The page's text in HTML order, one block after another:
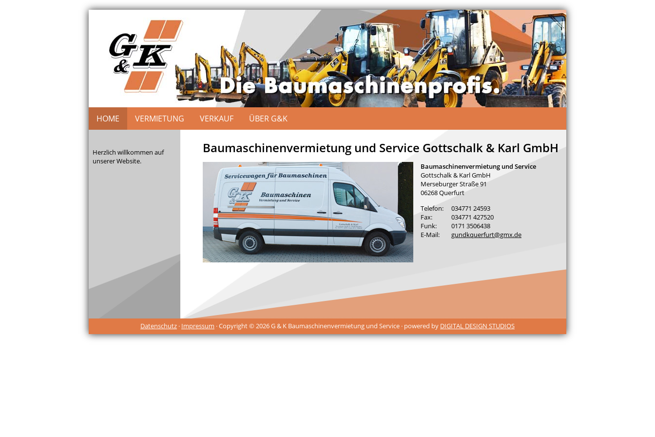
HOME VERMIETUNG VERKAUF ÜBER G&K
Herzlich willkommen auf
unserer Website.
Baumaschinenvermietung und Service Gottschalk & Karl GmbH
Baumaschinenvermietung und Service
Gottschalk & Karl GmbH
Merseburger Straße 91
06268 Querfurt
Telefon:
034771 24593
Fax:
034771 427520
Funk:
0171 3506438
E-Mail:
gundkquerfurt@gmx.de
Datenschutz · Impressum · Copyright © 2026 G & K Baumaschinenvermietung und Service · powered by DIGITAL DESIGN STUDIOS